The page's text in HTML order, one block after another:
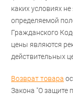
каких условиях
определяемой
Гражданского
цены являются
действительных
Возврат товара
Закона "О защите